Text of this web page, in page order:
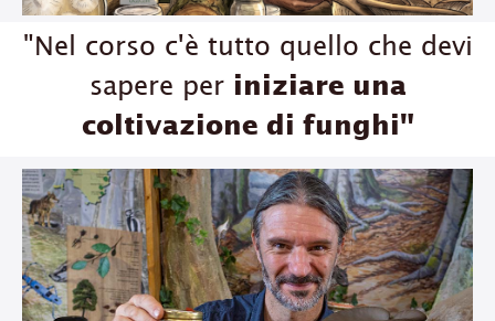
"Nel corso c'è tutto quello che devi
sapere per iniziare una
coltivazione di funghi"